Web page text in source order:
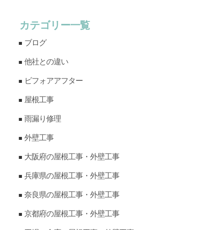
カテゴリー一覧
ブログ
他社との違い
ビフォアアフター
屋根工事
雨漏り修理
外壁工事
大阪府の屋根工事・外壁工事
兵庫県の屋根工事・外壁工事
奈良県の屋根工事・外壁工事
京都府の屋根工事・外壁工事